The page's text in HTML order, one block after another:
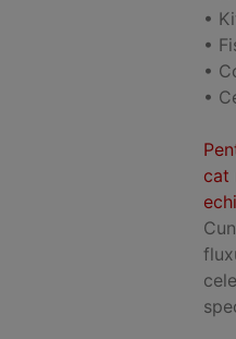
•
•
•
•
cat